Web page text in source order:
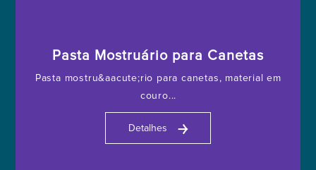
Pasta Mostruário para Canetas
Pasta mostru&aacute;rio para canetas, material em
couro...
Detalhes ￫